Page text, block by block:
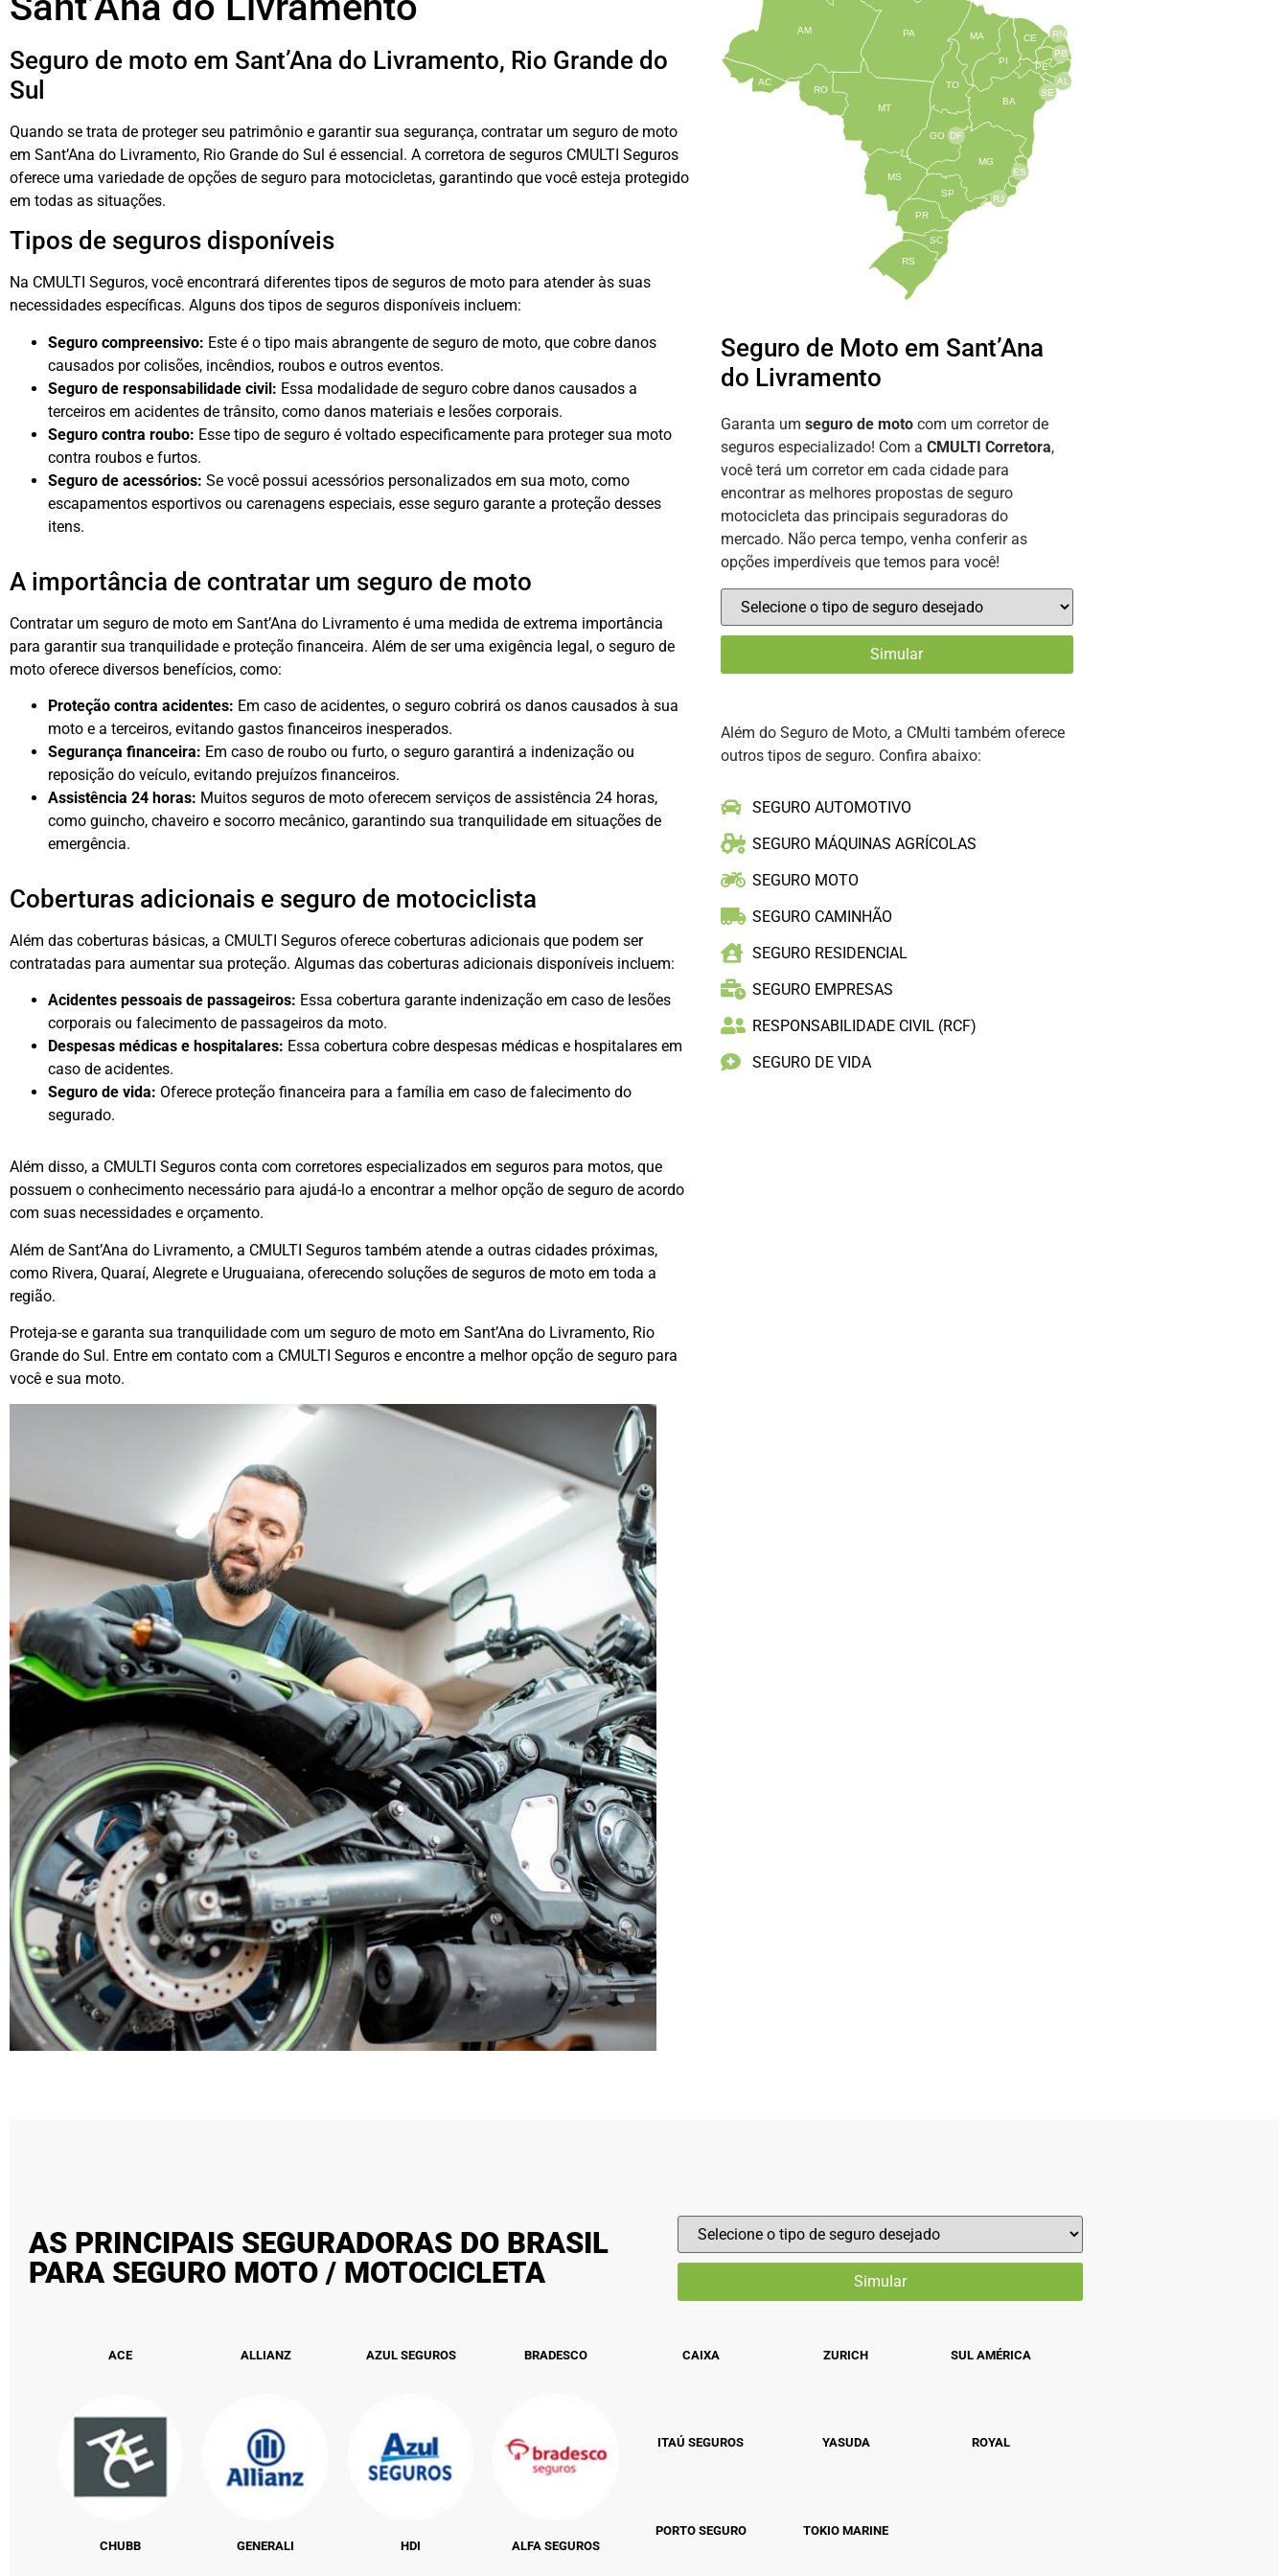
Seguro de moto em Sant’Ana do Livramento, Rio Grande do
Sul
Quando se trata de proteger seu patrimônio e garantir sua segurança, contratar um seguro de moto
em Sant’Ana do Livramento, Rio Grande do Sul é essencial. A corretora de seguros CMULTI Seguros
oferece uma variedade de opções de seguro para motocicletas, garantindo que você esteja protegido
em todas as situações.
Tipos de seguros disponíveis
Na CMULTI Seguros, você encontrará diferentes tipos de seguros de moto para atender às suas
necessidades específicas. Alguns dos tipos de seguros disponíveis incluem:
Seguro compreensivo: Este é o tipo mais abrangente de seguro de moto, que cobre danos
causados por colisões, incêndios, roubos e outros eventos.
Seguro de responsabilidade civil: Essa modalidade de seguro cobre danos causados a
terceiros em acidentes de trânsito, como danos materiais e lesões corporais.
Seguro contra roubo: Esse tipo de seguro é voltado especificamente para proteger sua moto
contra roubos e furtos.
Seguro de acessórios: Se você possui acessórios personalizados em sua moto, como
escapamentos esportivos ou carenagens especiais, esse seguro garante a proteção desses
itens.
A importância de contratar um seguro de moto
Contratar um seguro de moto em Sant’Ana do Livramento é uma medida de extrema importância
para garantir sua tranquilidade e proteção financeira. Além de ser uma exigência legal, o seguro de
moto oferece diversos benefícios, como:
Proteção contra acidentes: Em caso de acidentes, o seguro cobrirá os danos causados à sua
moto e a terceiros, evitando gastos financeiros inesperados.
Segurança financeira: Em caso de roubo ou furto, o seguro garantirá a indenização ou
reposição do veículo, evitando prejuízos financeiros.
Assistência 24 horas: Muitos seguros de moto oferecem serviços de assistência 24 horas,
como guincho, chaveiro e socorro mecânico, garantindo sua tranquilidade em situações de
emergência.
Coberturas adicionais e seguro de motociclista
Além das coberturas básicas, a CMULTI Seguros oferece coberturas adicionais que podem ser
contratadas para aumentar sua proteção. Algumas das coberturas adicionais disponíveis incluem:
Acidentes pessoais de passageiros: Essa cobertura garante indenização em caso de lesões
corporais ou falecimento de passageiros da moto.
Despesas médicas e hospitalares: Essa cobertura cobre despesas médicas e hospitalares em
caso de acidentes.
Seguro de vida: Oferece proteção financeira para a família em caso de falecimento do
segurado.
Além disso, a CMULTI Seguros conta com corretores especializados em seguros para motos, que
possuem o conhecimento necessário para ajudá-lo a encontrar a melhor opção de seguro de acordo
com suas necessidades e orçamento.
Além de Sant’Ana do Livramento, a CMULTI Seguros também atende a outras cidades próximas,
como Rivera, Quaraí, Alegrete e Uruguaiana, oferecendo soluções de seguros de moto em toda a
região.
Proteja-se e garanta sua tranquilidade com um seguro de moto em Sant’Ana do Livramento, Rio
Grande do Sul. Entre em contato com a CMULTI Seguros e encontre a melhor opção de seguro para
você e sua moto.
TO
BA
SE
PE
AL
RN
CE
PI
MA
PA
AM
AC
RO
MT
MS
GO
PR
SC
RS
SP
MG
RJ
ES
DF
PB
Seguro de Moto em Sant’Ana
do Livramento
Garanta um seguro de moto com um corretor de
seguros especializado! Com a CMULTI Corretora,
você terá um corretor em cada cidade para
encontrar as melhores propostas de seguro
motocicleta das principais seguradoras do
mercado. Não perca tempo, venha conferir as
opções imperdíveis que temos para você!
Além do Seguro de Moto, a CMulti também oferece
outros tipos de seguro. Confira abaixo:
SEGURO AUTOMOTIVO
SEGURO MÁQUINAS AGRÍCOLAS
SEGURO MOTO
SEGURO CAMINHÃO
SEGURO RESIDENCIAL
SEGURO EMPRESAS
RESPONSABILIDADE CIVIL (RCF)
SEGURO DE VIDA
AS PRINCIPAIS SEGURADORAS DO BRASIL
PARA SEGURO MOTO / MOTOCICLETA
ACE
CHUBB
ALLIANZ
GENERALI
AZUL SEGUROS
HDI
BRADESCO
ALFA SEGUROS
CAIXA
ITAÚ SEGUROS
PORTO SEGURO
ZURICH
YASUDA
TOKIO MARINE
SUL AMÉRICA
ROYAL